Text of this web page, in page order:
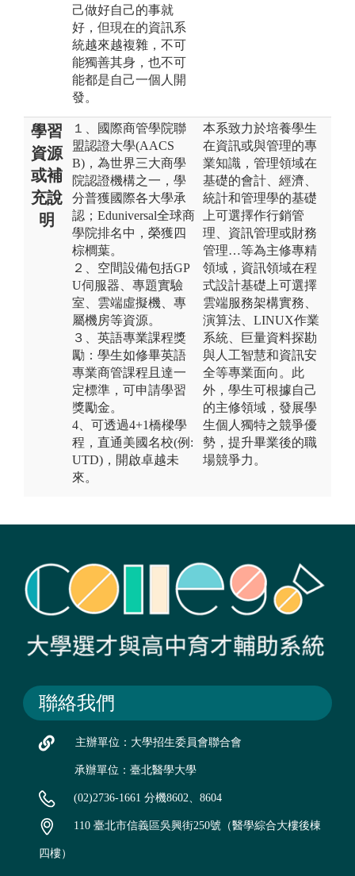
己做好自己的事就
好，但現在的資訊系
統越來越複雜，不可
能獨善其身，也不可
能都是自己一個人開
發。
學習
資源
或補
充說
明
１、國際商管學院聯
盟認證大學(AACS
B)，為世界三大商學
院認證機構之一，學
分普獲國際各大學承
認；Eduniversal全球商
學院排名中，榮獲四
棕櫚葉。
２、空間設備包括GP
U伺服器、專題實驗
室、雲端虛擬機、專
屬機房等資源。
３、英語專業課程獎
勵：學生如修畢英語
專業商管課程且達一
定標準，可申請學習
獎勵金。
4、可透過4+1橋樑學
程，直通美國名校(例:
UTD)，開啟卓越未
來。
本系致力於培養學生
在資訊或與管理的專
業知識，管理領域在
基礎的會計、經濟、
統計和管理學的基礎
上可選擇作行銷管
理、資訊管理或財務
管理…等為主修專精
領域，資訊領域在程
式設計基礎上可選擇
雲端服務架構實務、
演算法、LINUX作業
系統、巨量資料探勘
與人工智慧和資訊安
全等專業面向。此
外，學生可根據自己
的主修領域，發展學
生個人獨特之競爭優
勢，提升畢業後的職
場競爭力。
聯絡我們
主辦單位：大學招生委員會聯合會
承辦單位：臺北醫學大學
(02)2736-1661 分機8602、8604
110 臺北市信義區吳興街250號（醫學綜合大樓後棟
四樓）